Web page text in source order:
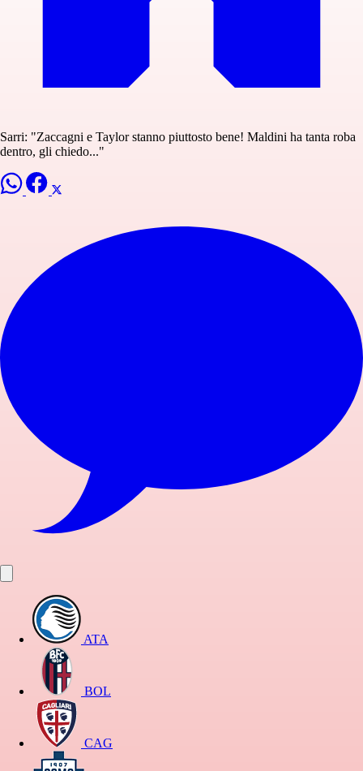
Sarri: "Zaccagni e Taylor stanno piuttosto bene! Maldini ha tanta roba
dentro, gli chiedo..."
ATA
BOL
CAG